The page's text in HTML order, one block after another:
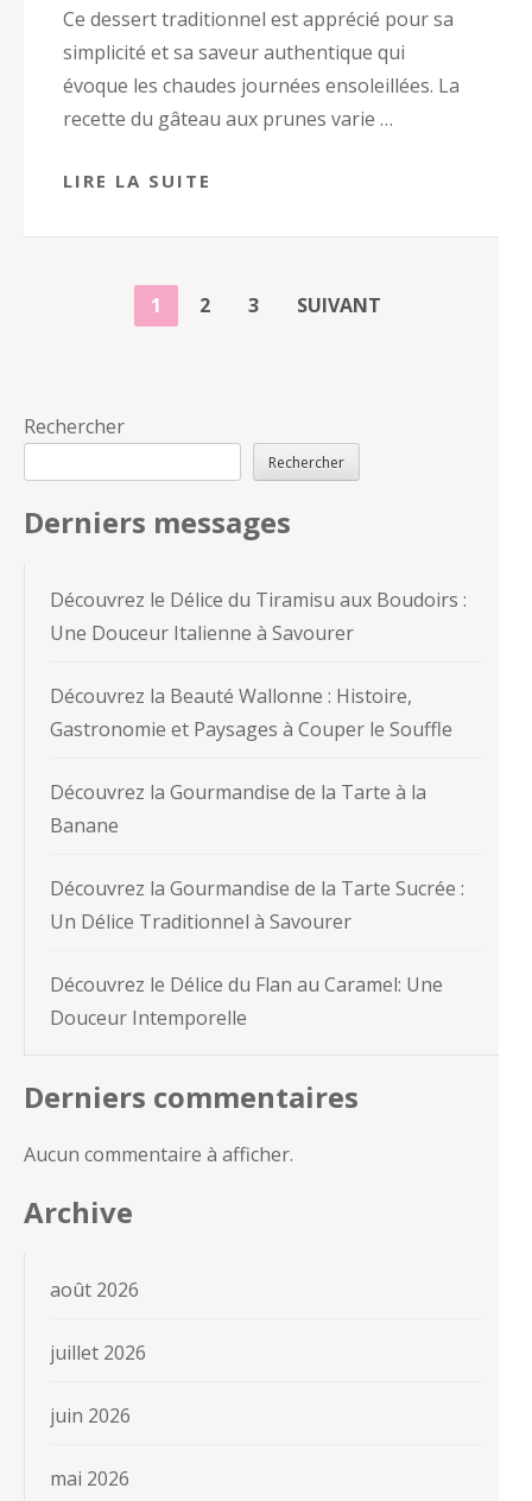
Ce dessert traditionnel est apprécié pour sa
simplicité et sa saveur authentique qui
évoque les chaudes journées ensoleillées. La
recette du gâteau aux prunes varie …
LIRE LA SUITE
PAGINATION
PAGE
1 PAGE
2 PAGE
3 SUIVANT
Rechercher
Rechercher
Derniers messages
Découvrez le Délice du Tiramisu aux Boudoirs :
Une Douceur Italienne à Savourer
Découvrez la Beauté Wallonne : Histoire,
Gastronomie et Paysages à Couper le Souffle
Découvrez la Gourmandise de la Tarte à la
Banane
Découvrez la Gourmandise de la Tarte Sucrée :
Un Délice Traditionnel à Savourer
Découvrez le Délice du Flan au Caramel: Une
Douceur Intemporelle
Derniers commentaires
Aucun commentaire à afficher.
Archive
août 2026
juillet 2026
juin 2026
mai 2026